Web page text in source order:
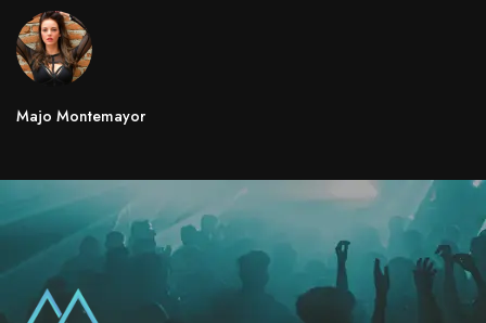
Majo Montemayor